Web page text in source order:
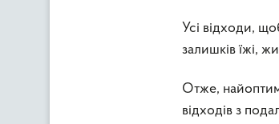
Усі відходи,
залишків їжі,
Отже,
відходів з